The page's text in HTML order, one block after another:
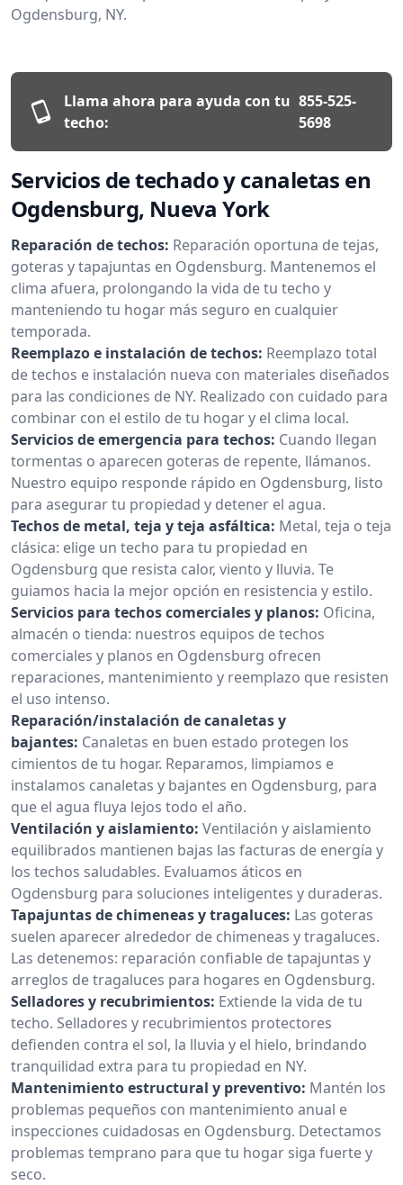
Ogdensburg, NY.
Llama ahora para ayuda con tu
techo:
855-525-
5698
Servicios de techado y canaletas en
Ogdensburg, Nueva York
Reparación de techos: Reparación oportuna de tejas,
goteras y tapajuntas en Ogdensburg. Mantenemos el
clima afuera, prolongando la vida de tu techo y
manteniendo tu hogar más seguro en cualquier
temporada.
Reemplazo e instalación de techos: Reemplazo total
de techos e instalación nueva con materiales diseñados
para las condiciones de NY. Realizado con cuidado para
combinar con el estilo de tu hogar y el clima local.
Servicios de emergencia para techos: Cuando llegan
tormentas o aparecen goteras de repente, llámanos.
Nuestro equipo responde rápido en Ogdensburg, listo
para asegurar tu propiedad y detener el agua.
Techos de metal, teja y teja asfáltica: Metal, teja o teja
clásica: elige un techo para tu propiedad en
Ogdensburg que resista calor, viento y lluvia. Te
guiamos hacia la mejor opción en resistencia y estilo.
Servicios para techos comerciales y planos: Oficina,
almacén o tienda: nuestros equipos de techos
comerciales y planos en Ogdensburg ofrecen
reparaciones, mantenimiento y reemplazo que resisten
el uso intenso.
Reparación/instalación de canaletas y
bajantes: Canaletas en buen estado protegen los
cimientos de tu hogar. Reparamos, limpiamos e
instalamos canaletas y bajantes en Ogdensburg, para
que el agua fluya lejos todo el año.
Ventilación y aislamiento: Ventilación y aislamiento
equilibrados mantienen bajas las facturas de energía y
los techos saludables. Evaluamos áticos en
Ogdensburg para soluciones inteligentes y duraderas.
Tapajuntas de chimeneas y tragaluces: Las goteras
suelen aparecer alrededor de chimeneas y tragaluces.
Las detenemos: reparación confiable de tapajuntas y
arreglos de tragaluces para hogares en Ogdensburg.
Selladores y recubrimientos: Extiende la vida de tu
techo. Selladores y recubrimientos protectores
defienden contra el sol, la lluvia y el hielo, brindando
tranquilidad extra para tu propiedad en NY.
Mantenimiento estructural y preventivo: Mantén los
problemas pequeños con mantenimiento anual e
inspecciones cuidadosas en Ogdensburg. Detectamos
problemas temprano para que tu hogar siga fuerte y
seco.